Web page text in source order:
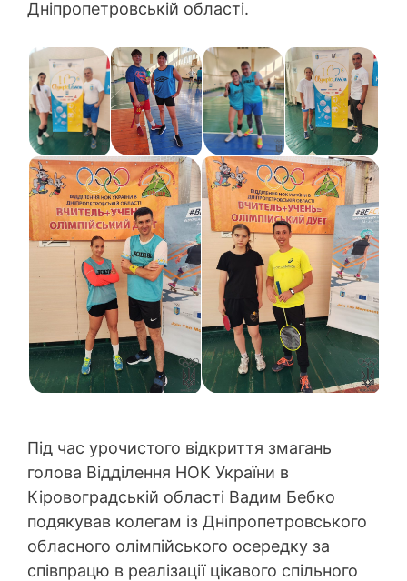
Дніпропетровській області.
Під час урочистого відкриття змагань
голова Відділення НОК України в
Кіровоградській області Вадим Бебко
подякував колегам із Дніпропетровського
обласного олімпійського осередку за
співпрацю в реалізації цікавого спільного